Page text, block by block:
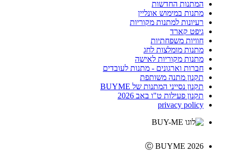
המתנות החדשות
מתנות במימוש אונליין
רעיונות למתנות מקוריות
גיפט קארד
חוויות משפחתיות
מתנות מומלצות לחג
מתנות מקוריות לאישה
חברות וארגונים - מתנות לעובדים
תקנון מתנה משותפת
תקנון נסייני המתנות של BUYME
תקנון פעילות ט"ו באב 2026
privacy policy
Ⓒ BUYME 2026